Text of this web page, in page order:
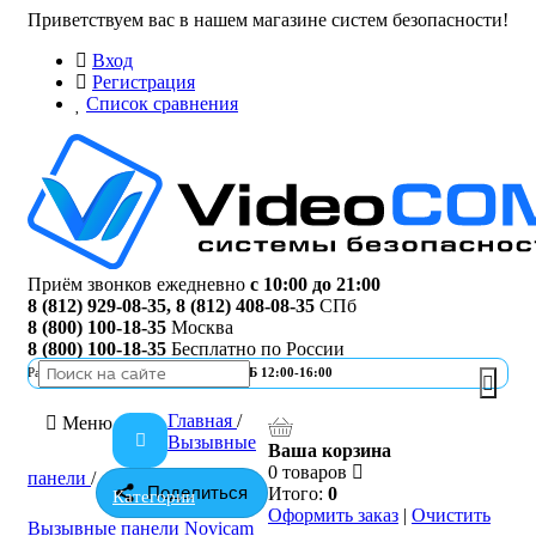
Приветствуем вас в нашем магазине систем безопасности!
Вход
Регистрация
Список сравнения
Приём звонков ежедневно с 10:00 до 21:00
8 (812) 929-08-35, 8 (812) 408-08-35 СПб
8 (800) 100-18-35 Москва
8 (800) 100-18-35 Бесплатно по России
Работа офисаПН-ПТ 10:00-19:00 | СБ 12:00-16:00
Меню
Категории
Ваша корзина
0 товаров
Итого: 0
Оформить заказ | Очистить
Поделиться
Главная /
Вызывные
панели /
Вызывные панели Novicam